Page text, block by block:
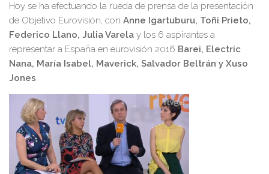
Hoy se ha efectuando la rueda de prensa de la presentación
de Objetivo Eurovisión, con Anne Igartuburu, Toñi Prieto,
Federico Llano, Julia Varela y los 6 aspirantes a
representar a España en eurovisión 2016 Barei, Electric
Nana, María Isabel, Maverick, Salvador Beltrán y Xuso
Jones.